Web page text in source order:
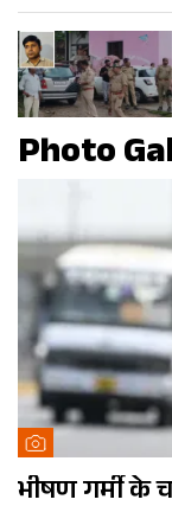
Photo
भीषण गर्मी के